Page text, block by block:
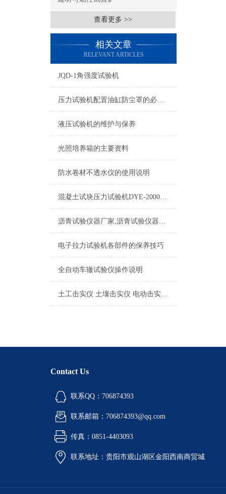
查看更多 >>
相关文章
RELEVANT ARTICLES
JQD-1角强度试验机
压力试验机配置油缸防尘罩的必要性
液压试验机的维护与保养
光照培养箱的主要资料
防水卷材不透水仪的使用说明
混凝土试块压力试验机DYE-2000型操作流程介绍
沥青试验仪器厂家,沥青试验仪器哪家好,
电子拉力试验机各部件的保养技巧
全自动车辙试验仪操作说明
土工击实仪 土壤击实仪 电动击实仪实验操作
Contact Us
联系QQ：706874393
联系邮箱：706874393@qq.com
传真：0851-4403093
联系地址：贵阳市观山湖区金阳西南商贸城